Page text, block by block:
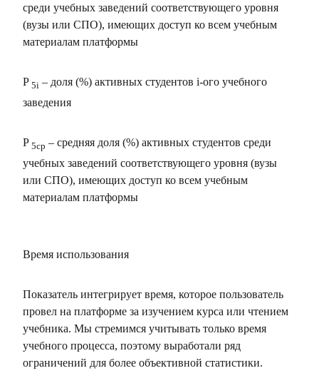
среди учебных заведений соответствующего уровня
(вузы или СПО), имеющих доступ ко всем учебным
материалам платформы
P 5i – доля (%) активных студентов i-ого учебного
заведения
P 5ср – средняя доля (%) активных студентов среди
учебных заведений соответствующего уровня (вузы
или СПО), имеющих доступ ко всем учебным
материалам платформы
Время использования
Показатель интегрирует время, которое пользователь
провел на платформе за изучением курса или чтением
учебника. Мы стремимся учитывать только время
учебного процесса, поэтому выработали ряд
ограничений для более объективной статистики.